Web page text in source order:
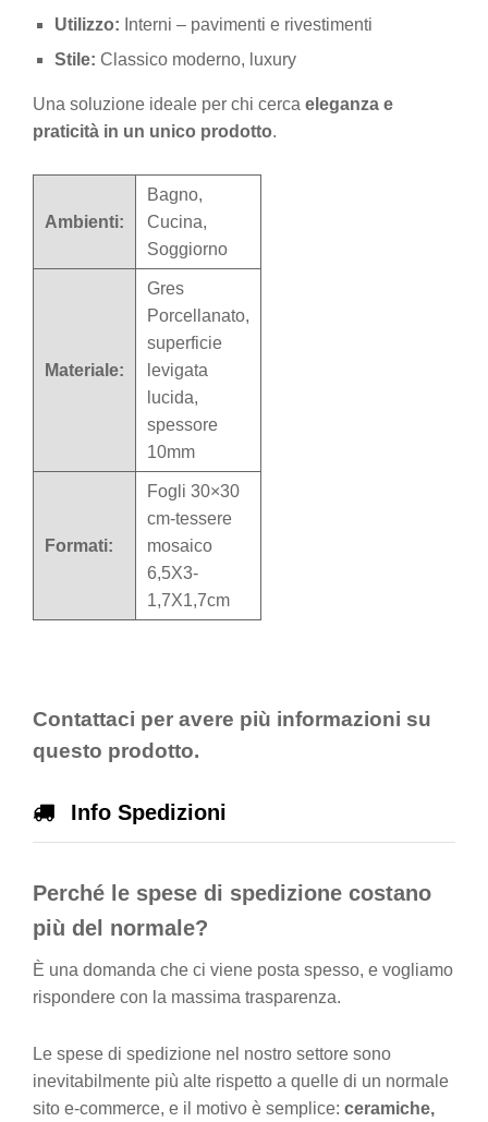
Utilizzo: Interni – pavimenti e rivestimenti
Stile: Classico moderno, luxury
Una soluzione ideale per chi cerca eleganza e
praticità in un unico prodotto.
Ambienti:
Bagno,
Cucina,
Soggiorno
Materiale:
Gres
Porcellanato,
superficie
levigata
lucida,
spessore
10mm
Formati:
Fogli 30×30
cm-tessere
mosaico
6,5X3-
1,7X1,7cm
Contattaci per avere più informazioni su
questo prodotto.
Info Spedizioni
Perché le spese di spedizione costano
più del normale?
È una domanda che ci viene posta spesso, e vogliamo
rispondere con la massima trasparenza.
Le spese di spedizione nel nostro settore sono
inevitabilmente più alte rispetto a quelle di un normale
sito e-commerce, e il motivo è semplice: ceramiche,